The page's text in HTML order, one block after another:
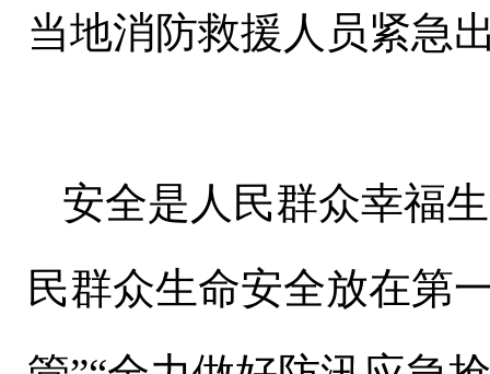
当地消防救援人员紧急
安全是人民群众幸福
民群众生命安全放在第